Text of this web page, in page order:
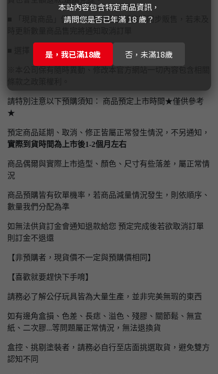
■ 「現貨商品」仍於各大賣場和實體店面同步販售，若未及
■ 選擇【實體門市自取】請先付款完畢才予以保留
請特別注意以下預購須知： 商品預定上市時間★僅供參考
★
預定商品延期、取消、修正皆屬正常發生情況，不另通知，
實際到貨時間為上市後1-2個月左右
商品偶爾與實際上市造型、顏色、尺寸有些落差，屬正常情
況
商品預購皆有砍單機率，若商品減量情況發生，則依順序、
數量我們分配為準
如無法供貨訂金會通知退款給您 預定完成後若欲取消訂單
則訂金不退還
【非預購者，現貨價不一定與預購價相同】
【喜歡就要趕快下手唷】
請務必了解公仔玩具皆為大量生產，並非完美無瑕的東西
如有邊角盒損、色差、長痣、溢色、殘膠、關節鬆、無宣
紙、二次膠...等問題屬正常情況，無法退換貨
盒控、挑剔塗裝者，請務必自行至店面挑選取貨，避免雙方
認知不同
本站內容包含特定商品資訊，
請問您是否已年滿 18 歲？
是，我已滿18歲 否，未滿18歲